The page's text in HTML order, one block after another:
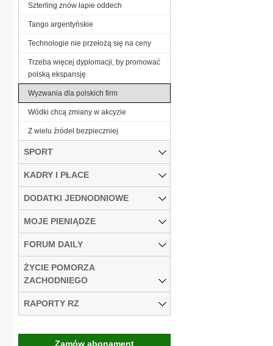
Szterling znów łapie oddech
Tango argentyńskie
Technologie nie przełożą się na ceny
Trzeba więcej dyplomacji, by promować
polską ekspansję
Wyzwania dla polskich firm
Wódki chcą zmiany w akcyzie
Z wielu źródeł bezpieczniej
SPORT
KADRY I PŁACE
DODATKI JEDNODNIOWE
MOJE PIENIĄDZE
FORUM DAILY
ŻYCIE POMORZA
ZACHODNIEGO
RAPORTY RZ
Zamów abonament